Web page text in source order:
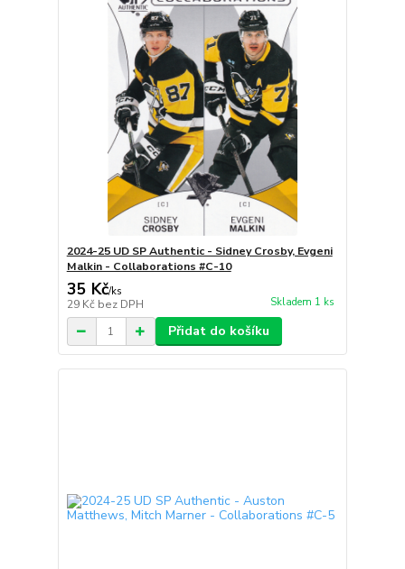
2024-25 UD SP Authentic - Sidney Crosby, Evgeni
Malkin - Collaborations #C-10
35 Kč/ks
29 Kč bez DPH Skladem 1 ks
Přidat do košíku